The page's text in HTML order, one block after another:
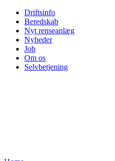
Driftsinfo
Beredskab
Nyt renseanlæg
Nyheder
Job
Om os
Selvbetjening